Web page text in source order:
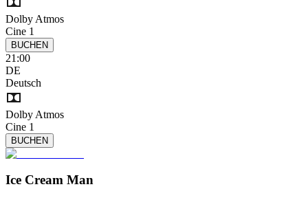
Dolby Atmos
Cine 1
BUCHEN
21:00
DE
Deutsch
Dolby Atmos
Cine 1
BUCHEN
Ice Cream Man